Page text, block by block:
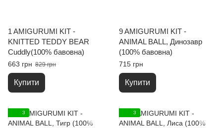
1 AMIGURUMI KIT -
KNITTED TEDDY BEAR
Cuddly(100% бавовна)
663 грн 829 грн
Купити
9 AMIGURUMI KIT -
ANIMAL BALL, Динозавр
(100% бавовна)
715 грн
Купити
3 3